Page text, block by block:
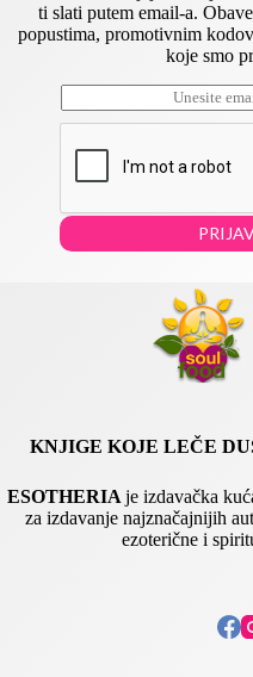
ti slati putem email-a.
popustima, promotivnim
koje smo
m
E
a
m
KNJIGE KOJE LEČE
ESOTHERIAje izdavačka
za izdavanje najznačajnijih
ezoterične i